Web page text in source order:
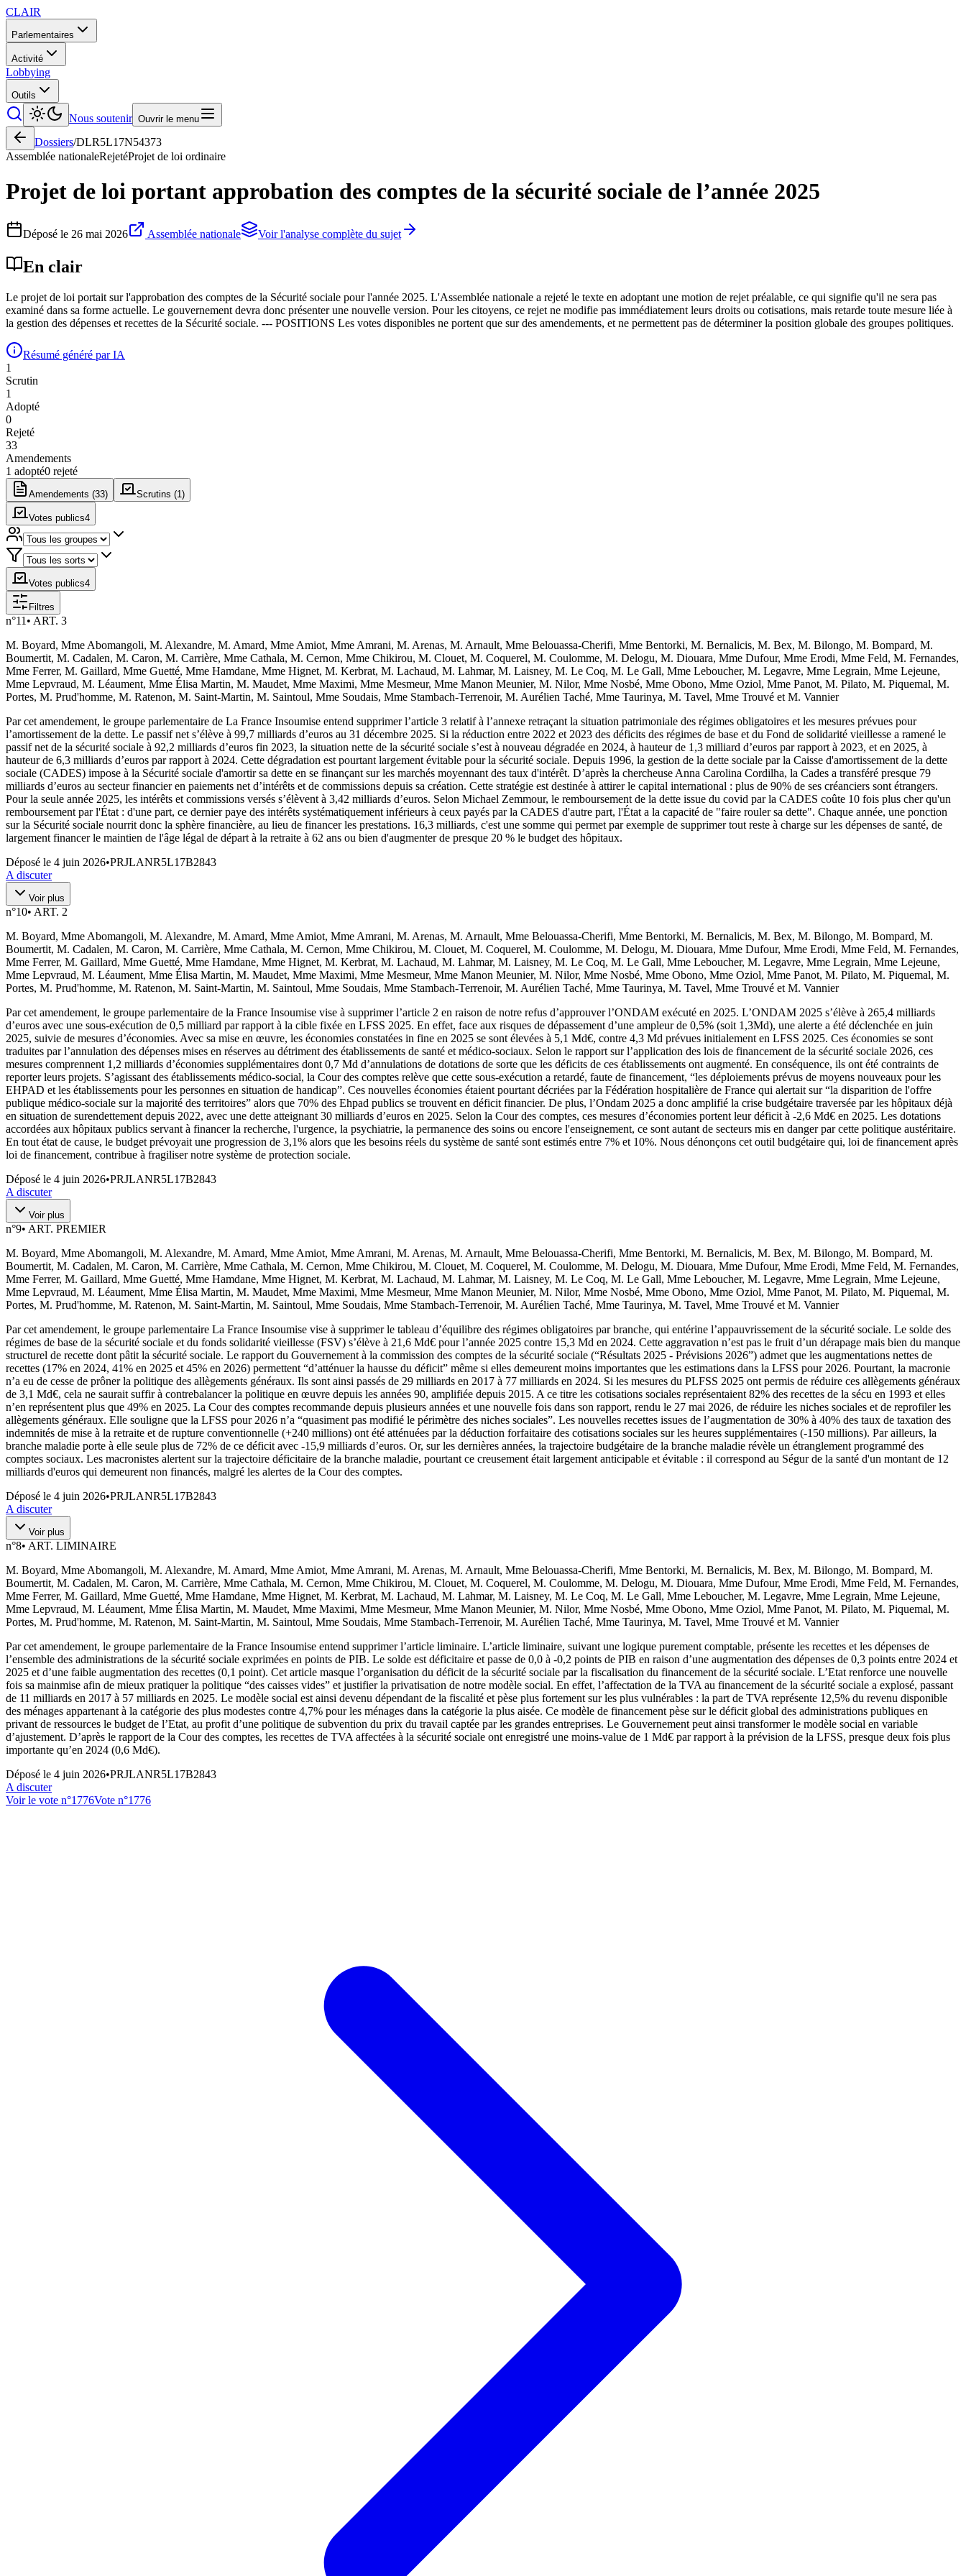
CLAIR
Parlementaires
Activité
Lobbying
Outils
Nous soutenir Ouvrir le menu
Dossiers/DLR5L17N54373
Assemblée nationaleRejetéProjet de loi ordinaire
Projet de loi portant approbation des comptes de la sécurité sociale de l’année 2025
Déposé le 26 mai 2026 Assemblée nationale Voir l'analyse complète du sujet
En clair
Le projet de loi portait sur l'approbation des comptes de la Sécurité sociale pour l'année 2025. L'Assemblée nationale a rejeté le texte en adoptant une motion de rejet préalable, ce qui signifie qu'il ne sera pas
examiné dans sa forme actuelle. Le gouvernement devra donc présenter une nouvelle version. Pour les citoyens, ce rejet ne modifie pas immédiatement leurs droits ou cotisations, mais retarde toute mesure liée à
la gestion des dépenses et recettes de la Sécurité sociale. --- POSITIONS Les votes disponibles ne portent que sur des amendements, et ne permettent pas de déterminer la position globale des groupes politiques.
Résumé généré par IA
1
Scrutin
1
Adopté
0
Rejeté
33
Amendements
1 adopté0 rejeté
Amendements (33) Scrutins (1)
Votes publics4
Votes publics4
Filtres
n°11 • ART. 3
M. Boyard, Mme Abomangoli, M. Alexandre, M. Amard, Mme Amiot, Mme Amrani, M. Arenas, M. Arnault, Mme Belouassa-Cherifi, Mme Bentorki, M. Bernalicis, M. Bex, M. Bilongo, M. Bompard, M.
Boumertit, M. Cadalen, M. Caron, M. Carrière, Mme Cathala, M. Cernon, Mme Chikirou, M. Clouet, M. Coquerel, M. Coulomme, M. Delogu, M. Diouara, Mme Dufour, Mme Erodi, Mme Feld, M. Fernandes,
Mme Ferrer, M. Gaillard, Mme Guetté, Mme Hamdane, Mme Hignet, M. Kerbrat, M. Lachaud, M. Lahmar, M. Laisney, M. Le Coq, M. Le Gall, Mme Leboucher, M. Legavre, Mme Legrain, Mme Lejeune,
Mme Lepvraud, M. Léaument, Mme Élisa Martin, M. Maudet, Mme Maximi, Mme Mesmeur, Mme Manon Meunier, M. Nilor, Mme Nosbé, Mme Obono, Mme Oziol, Mme Panot, M. Pilato, M. Piquemal, M.
Portes, M. Prud'homme, M. Ratenon, M. Saint-Martin, M. Saintoul, Mme Soudais, Mme Stambach-Terrenoir, M. Aurélien Taché, Mme Taurinya, M. Tavel, Mme Trouvé et M. Vannier
Par cet amendement, le groupe parlementaire de La France Insoumise entend supprimer l’article 3 relatif à l’annexe retraçant la situation patrimoniale des régimes obligatoires et les mesures prévues pour
l’amortissement de la dette. Le passif net s’élève à 99,7 milliards d’euros au 31 décembre 2025. Si la réduction entre 2022 et 2023 des déficits des régimes de base et du Fond de solidarité vieillesse a ramené le
passif net de la sécurité sociale à 92,2 milliards d’euros fin 2023, la situation nette de la sécurité sociale s’est à nouveau dégradée en 2024, à hauteur de 1,3 milliard d’euros par rapport à 2023, et en 2025, à
hauteur de 6,3 milliards d’euros par rapport à 2024. Cette dégradation est pourtant largement évitable pour la sécurité sociale. Depuis 1996, la gestion de la dette sociale par la Caisse d'amortissement de la dette
sociale (CADES) impose à la Sécurité sociale d'amortir sa dette en se finançant sur les marchés moyennant des taux d'intérêt. D’après la chercheuse Anna Carolina Cordilha, la Cades a transféré presque 79
milliards d’euros au secteur financier en paiements net d’intérêts et de commissions depuis sa création. Cette stratégie est destinée à attirer le capital international : plus de 90% de ses créanciers sont étrangers.
Pour la seule année 2025, les intérêts et commissions versés s’élèvent à 3,42 milliards d’euros. Selon Michael Zemmour, le remboursement de la dette issue du covid par la CADES coûte 10 fois plus cher qu'un
remboursement par l'État : d'une part, ce dernier paye des intérêts systématiquement inférieurs à ceux payés par la CADES d'autre part, l'État a la capacité de "faire rouler sa dette". Chaque année, une ponction
sur la Sécurité sociale nourrit donc la sphère financière, au lieu de financer les prestations. 16,3 milliards, c'est une somme qui permet par exemple de supprimer tout reste à charge sur les dépenses de santé, de
largement financer le maintien de l'âge légal de départ à la retraite à 62 ans ou bien d'augmenter de presque 20 % le budget des hôpitaux.
Déposé le 4 juin 2026•PRJLANR5L17B2843
A discuter
Voir plus
n°10• ART. 2
M. Boyard, Mme Abomangoli, M. Alexandre, M. Amard, Mme Amiot, Mme Amrani, M. Arenas, M. Arnault, Mme Belouassa-Cherifi, Mme Bentorki, M. Bernalicis, M. Bex, M. Bilongo, M. Bompard, M.
Boumertit, M. Cadalen, M. Caron, M. Carrière, Mme Cathala, M. Cernon, Mme Chikirou, M. Clouet, M. Coquerel, M. Coulomme, M. Delogu, M. Diouara, Mme Dufour, Mme Erodi, Mme Feld, M. Fernandes,
Mme Ferrer, M. Gaillard, Mme Guetté, Mme Hamdane, Mme Hignet, M. Kerbrat, M. Lachaud, M. Lahmar, M. Laisney, M. Le Coq, M. Le Gall, Mme Leboucher, M. Legavre, Mme Legrain, Mme Lejeune,
Mme Lepvraud, M. Léaument, Mme Élisa Martin, M. Maudet, Mme Maximi, Mme Mesmeur, Mme Manon Meunier, M. Nilor, Mme Nosbé, Mme Obono, Mme Oziol, Mme Panot, M. Pilato, M. Piquemal, M.
Portes, M. Prud'homme, M. Ratenon, M. Saint-Martin, M. Saintoul, Mme Soudais, Mme Stambach-Terrenoir, M. Aurélien Taché, Mme Taurinya, M. Tavel, Mme Trouvé et M. Vannier
Par cet amendement, le groupe parlementaire de la France Insoumise vise à supprimer l’article 2 en raison de notre refus d’approuver l’ONDAM exécuté en 2025. L’ONDAM 2025 s’élève à 265,4 milliards
d’euros avec une sous-exécution de 0,5 milliard par rapport à la cible fixée en LFSS 2025. En effet, face aux risques de dépassement d’une ampleur de 0,5% (soit 1,3Md), une alerte a été déclenchée en juin
2025, suivie de mesures d’économies. Avec sa mise en œuvre, les économies constatées in fine en 2025 se sont élevées à 5,1 Md€, contre 4,3 Md prévues initialement en LFSS 2025. Ces économies se sont
traduites par l’annulation des dépenses mises en réserves au détriment des établissements de santé et médico-sociaux. Selon le rapport sur l’application des lois de financement de la sécurité sociale 2026, ces
mesures comprennent 1,2 milliards d’économies supplémentaires dont 0,7 Md d’annulations de dotations de sorte que les déficits de ces établissements ont augmenté. En conséquence, ils ont été contraints de
reporter leurs projets. S’agissant des établissements médico-social, la Cour des comptes relève que cette sous-exécution a retardé, faute de financement, “les déploiements prévus de moyens nouveaux pour les
EHPAD et les établissements pour les personnes en situation de handicap”. Ces nouvelles économies étaient pourtant décriées par la Fédération hospitalière de France qui alertait sur “la disparition de l'offre
publique médico-sociale sur la majorité des territoires” alors que 70% des Ehpad publics se trouvent en déficit financier. De plus, l’Ondam 2025 a donc amplifié la crise budgétaire traversée par les hôpitaux déjà
en situation de surendettement depuis 2022, avec une dette atteignant 30 milliards d’euros en 2025. Selon la Cour des comptes, ces mesures d’économies portent leur déficit à -2,6 Md€ en 2025. Les dotations
accordées aux hôpitaux publics servant à financer la recherche, l'urgence, la psychiatrie, la permanence des soins ou encore l'enseignement, ce sont autant de secteurs mis en danger par cette politique austéritaire.
En tout état de cause, le budget prévoyait une progression de 3,1% alors que les besoins réels du système de santé sont estimés entre 7% et 10%. Nous dénonçons cet outil budgétaire qui, loi de financement après
loi de financement, contribue à fragiliser notre système de protection sociale.
Déposé le 4 juin 2026•PRJLANR5L17B2843
A discuter
Voir plus
n°9• ART. PREMIER
M. Boyard, Mme Abomangoli, M. Alexandre, M. Amard, Mme Amiot, Mme Amrani, M. Arenas, M. Arnault, Mme Belouassa-Cherifi, Mme Bentorki, M. Bernalicis, M. Bex, M. Bilongo, M. Bompard, M.
Boumertit, M. Cadalen, M. Caron, M. Carrière, Mme Cathala, M. Cernon, Mme Chikirou, M. Clouet, M. Coquerel, M. Coulomme, M. Delogu, M. Diouara, Mme Dufour, Mme Erodi, Mme Feld, M. Fernandes,
Mme Ferrer, M. Gaillard, Mme Guetté, Mme Hamdane, Mme Hignet, M. Kerbrat, M. Lachaud, M. Lahmar, M. Laisney, M. Le Coq, M. Le Gall, Mme Leboucher, M. Legavre, Mme Legrain, Mme Lejeune,
Mme Lepvraud, M. Léaument, Mme Élisa Martin, M. Maudet, Mme Maximi, Mme Mesmeur, Mme Manon Meunier, M. Nilor, Mme Nosbé, Mme Obono, Mme Oziol, Mme Panot, M. Pilato, M. Piquemal, M.
Portes, M. Prud'homme, M. Ratenon, M. Saint-Martin, M. Saintoul, Mme Soudais, Mme Stambach-Terrenoir, M. Aurélien Taché, Mme Taurinya, M. Tavel, Mme Trouvé et M. Vannier
Par cet amendement, le groupe parlementaire La France Insoumise vise à supprimer le tableau d’équilibre des régimes obligatoires par branche, qui entérine l’appauvrissement de la sécurité sociale. Le solde des
régimes de base de la sécurité sociale et du fonds solidarité vieillesse (FSV) s’élève à 21,6 Md€ pour l’année 2025 contre 15,3 Md en 2024. Cette aggravation n’est pas le fruit d’un dérapage mais bien du manque
structurel de recette dont pâtit la sécurité sociale. Le rapport du Gouvernement à la commission des comptes de la sécurité sociale (“Résultats 2025 - Prévisions 2026”) admet que les augmentations nettes de
recettes (17% en 2024, 41% en 2025 et 45% en 2026) permettent “d’atténuer la hausse du déficit” même si elles demeurent moins importantes que les estimations dans la LFSS pour 2026. Pourtant, la macronie
n’a eu de cesse de prôner la politique des allègements généraux. Ils sont ainsi passés de 29 milliards en 2017 à 77 milliards en 2024. Si les mesures du PLFSS 2025 ont permis de réduire ces allègements généraux
de 3,1 Md€, cela ne saurait suffir à contrebalancer la politique en œuvre depuis les années 90, amplifiée depuis 2015. A ce titre les cotisations sociales représentaient 82% des recettes de la sécu en 1993 et elles
n’en représentent plus que 49% en 2025. La Cour des comptes recommande depuis plusieurs années et une nouvelle fois dans son rapport, rendu le 27 mai 2026, de réduire les niches sociales et de reprofiler les
allègements généraux. Elle souligne que la LFSS pour 2026 n’a “quasiment pas modifié le périmètre des niches sociales”. Les nouvelles recettes issues de l’augmentation de 30% à 40% des taux de taxation des
indemnités de mise à la retraite et de rupture conventionnelle (+240 millions) ont été atténuées par la déduction forfaitaire des cotisations sociales sur les heures supplémentaires (-150 millions). Par ailleurs, la
branche maladie porte à elle seule plus de 72% de ce déficit avec -15,9 milliards d’euros. Or, sur les dernières années, la trajectoire budgétaire de la branche maladie révèle un étranglement programmé des
comptes sociaux. Les macronistes alertent sur la trajectoire déficitaire de la branche maladie, pourtant ce creusement était largement anticipable et évitable : il correspond au Ségur de la santé d'un montant de 12
milliards d'euros qui demeurent non financés, malgré les alertes de la Cour des comptes.
Déposé le 4 juin 2026•PRJLANR5L17B2843
A discuter
Voir plus
n°8• ART. LIMINAIRE
M. Boyard, Mme Abomangoli, M. Alexandre, M. Amard, Mme Amiot, Mme Amrani, M. Arenas, M. Arnault, Mme Belouassa-Cherifi, Mme Bentorki, M. Bernalicis, M. Bex, M. Bilongo, M. Bompard, M.
Boumertit, M. Cadalen, M. Caron, M. Carrière, Mme Cathala, M. Cernon, Mme Chikirou, M. Clouet, M. Coquerel, M. Coulomme, M. Delogu, M. Diouara, Mme Dufour, Mme Erodi, Mme Feld, M. Fernandes,
Mme Ferrer, M. Gaillard, Mme Guetté, Mme Hamdane, Mme Hignet, M. Kerbrat, M. Lachaud, M. Lahmar, M. Laisney, M. Le Coq, M. Le Gall, Mme Leboucher, M. Legavre, Mme Legrain, Mme Lejeune,
Mme Lepvraud, M. Léaument, Mme Élisa Martin, M. Maudet, Mme Maximi, Mme Mesmeur, Mme Manon Meunier, M. Nilor, Mme Nosbé, Mme Obono, Mme Oziol, Mme Panot, M. Pilato, M. Piquemal, M.
Portes, M. Prud'homme, M. Ratenon, M. Saint-Martin, M. Saintoul, Mme Soudais, Mme Stambach-Terrenoir, M. Aurélien Taché, Mme Taurinya, M. Tavel, Mme Trouvé et M. Vannier
Par cet amendement, le groupe parlementaire de la France Insoumise entend supprimer l’article liminaire. L’article liminaire, suivant une logique purement comptable, présente les recettes et les dépenses de
l’ensemble des administrations de la sécurité sociale exprimées en points de PIB. Le solde est déficitaire et passe de 0,0 à -0,2 points de PIB en raison d’une augmentation des dépenses de 0,3 points entre 2024 et
2025 et d’une faible augmentation des recettes (0,1 point). Cet article masque l’organisation du déficit de la sécurité sociale par la fiscalisation du financement de la sécurité sociale. L’Etat renforce une nouvelle
fois sa mainmise afin de mieux pratiquer la politique “des caisses vides” et justifier la privatisation de notre modèle social. En effet, l’affectation de la TVA au financement de la sécurité sociale a explosé, passant
de 11 milliards en 2017 à 57 milliards en 2025. Le modèle social est ainsi devenu dépendant de la fiscalité et pèse plus fortement sur les plus vulnérables : la part de TVA représente 12,5% du revenu disponible
des ménages appartenant à la catégorie des plus modestes contre 4,7% pour les ménages dans la catégorie la plus aisée. Ce modèle de financement pèse sur le déficit global des administrations publiques en
privant de ressources le budget de l’Etat, au profit d’une politique de subvention du prix du travail captée par les grandes entreprises. Le Gouvernement peut ainsi transformer le modèle social en variable
d’ajustement. D’après le rapport de la Cour des comptes, les recettes de TVA affectées à la sécurité sociale ont enregistré une moins-value de 1 Md€ par rapport à la prévision de la LFSS, presque deux fois plus
importante qu’en 2024 (0,6 Md€).
Déposé le 4 juin 2026•PRJLANR5L17B2843
A discuter
Voir le vote n°1776Vote n°1776